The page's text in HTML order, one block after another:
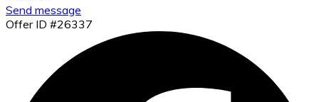
Send message
Offer ID #26337